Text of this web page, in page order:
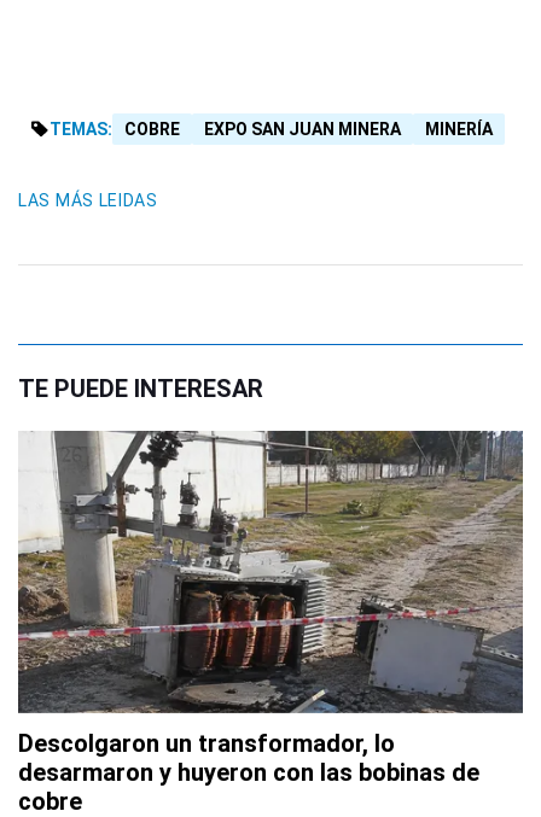
TEMAS: COBRE EXPO SAN JUAN MINERA MINERÍA
LAS MÁS LEIDAS
TE PUEDE INTERESAR
Descolgaron un transformador, lo
desarmaron y huyeron con las bobinas de
cobre